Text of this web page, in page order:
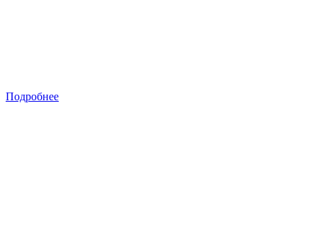
Подробнее